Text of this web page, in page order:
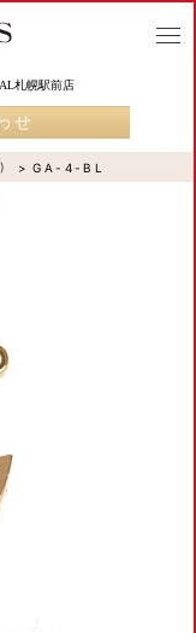
札幌駅前店
せ
GA-4-BL